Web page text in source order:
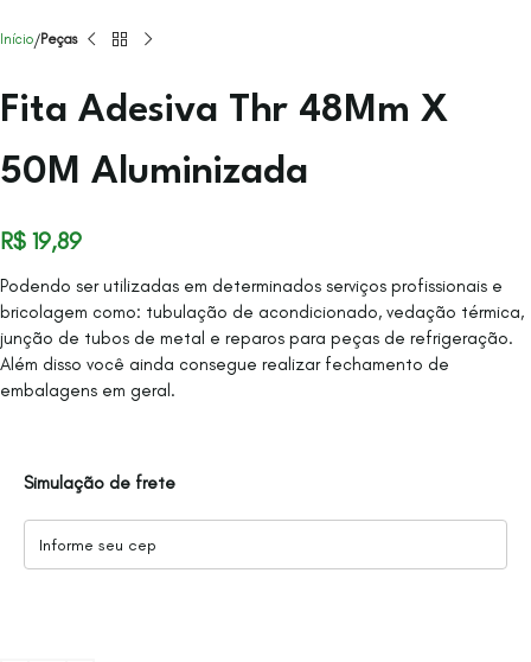
Início Peças
Fita Adesiva Thr 48Mm X
50M Aluminizada
R$ 19,89
Podendo ser utilizadas em determinados serviços profissionais e
bricolagem como: tubulação de acondicionado, vedação térmica,
junção de tubos de metal e reparos para peças de refrigeração.
Além disso você ainda consegue realizar fechamento de
embalagens em geral.
Simulação de frete